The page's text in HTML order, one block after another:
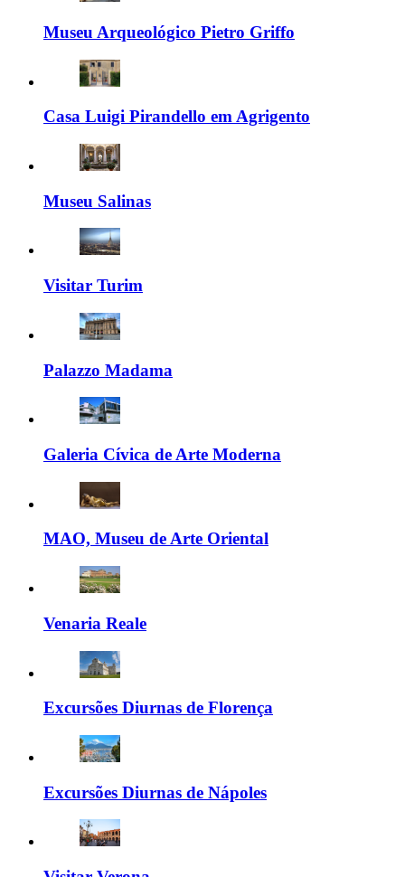
Museu Arqueológico Pietro Griffo
Casa Luigi Pirandello em Agrigento
Museu Salinas
Visitar Turim
Palazzo Madama
Galeria Cívica de Arte Moderna
MAO, Museu de Arte Oriental
Venaria Reale
Excursões Diurnas de Florença
Excursões Diurnas de Nápoles